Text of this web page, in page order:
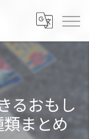
るおもし
まとめ